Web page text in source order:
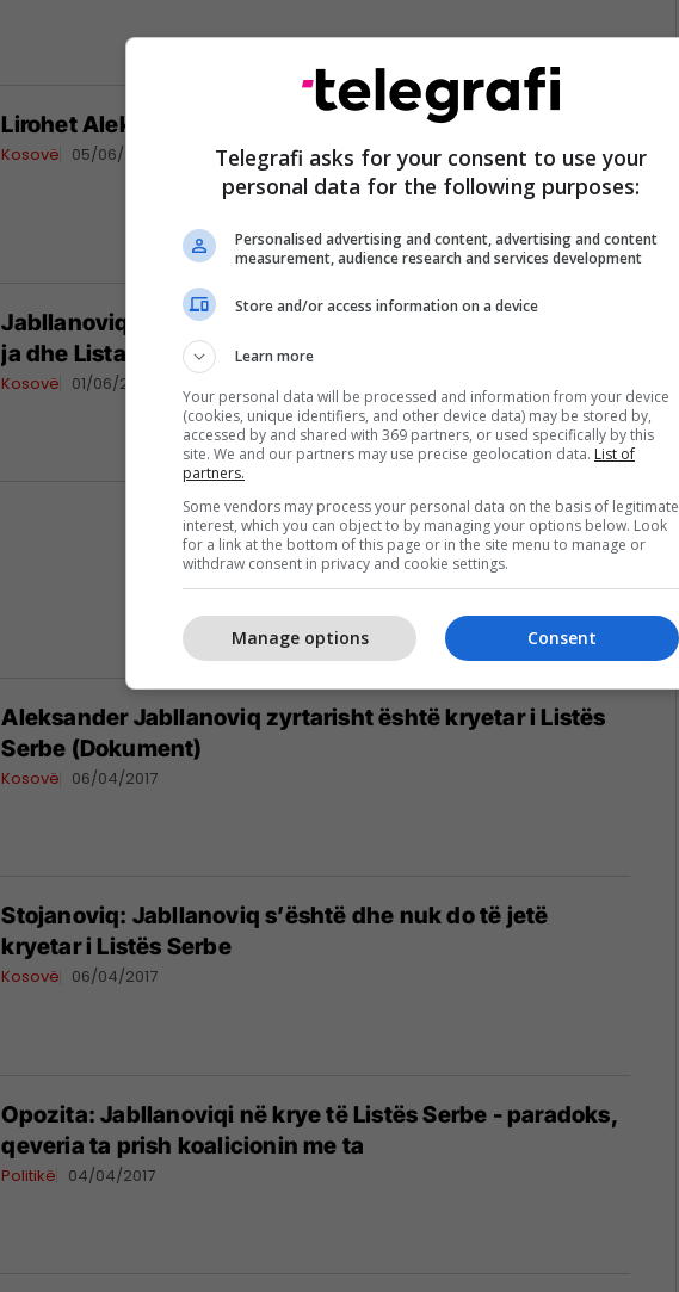
Lirohet Aleksandar Jabllanoviq
Kosovë 05/06/2017
Jabllanoviq: Rafalët në Leposaviq, të porositur nga SNS-
ja dhe Lista Serbe
Kosovë 01/06/2017
Aleksander Jabllanoviq zyrtarisht është kryetar i Listës
Serbe (Dokument)
Kosovë 06/04/2017
Stojanoviq: Jabllanoviq s’është dhe nuk do të jetë
kryetar i Listës Serbe
Kosovë 06/04/2017
Opozita: Jabllanoviqi në krye të Listës Serbe - paradoks,
qeveria ta prish koalicionin me ta
Politikë 04/04/2017
Telegrafi asks for your consent to use your
personal data for the following purposes:
Personalised advertising and content, advertising and content
measurement, audience research and services development
Store and/or access information on a device
Learn more
Your personal data will be processed and information from your device
(cookies, unique identifiers, and other device data) may be stored by,
accessed by and shared with 369 partners, or used specifically by this
site. We and our partners may use precise geolocation data. List of
partners.
Some vendors may process your personal data on the basis of legitimate
interest, which you can object to by managing your options below. Look
for a link at the bottom of this page or in the site menu to manage or
withdraw consent in privacy and cookie settings.
Consent
Manage options